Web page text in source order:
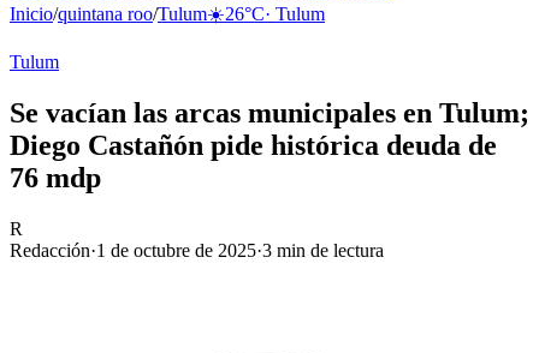
Inicio/quintana roo/Tulum☀️26°C· Tulum
Tulum
Se vacían las arcas municipales en Tulum;
Diego Castañón pide histórica deuda de
76 mdp
R
Redacción·1 de octubre de 2025·3 min de lectura